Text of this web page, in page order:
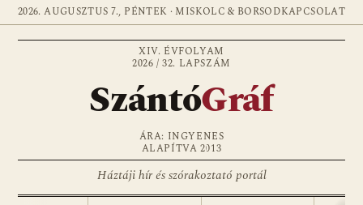
2026. AUGUSZTUS 7., PÉNTEK · MISKOLC & BORSODKAPCSOLAT
XIV. ÉVFOLYAM
2026 / 32. LAPSZÁM
SzántóGráf
ÁRA: INGYENES
ALAPÍTVA 2013
Háztáji hír és szórakoztató portál